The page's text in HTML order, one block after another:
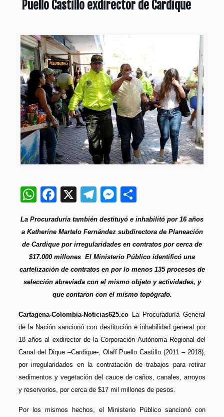
Puello Castillo exdirector de Cardique
WhatsApp
Facebook
X Telegram
Messenger
La Procuraduría también destituyó e inhabilitó por 16 años
a Katherine Martelo Fernández subdirectora de Planeación
de Cardique por irregularidades en contratos por cerca de
$17.000 millones El Ministerio Público identificó una
cartelización de contratos en por lo menos 135 procesos de
selección abreviada con el mismo objeto y actividades, y
que contaron con el mismo topógrafo.
Cartagena-Colombia-Noticias625.coLa Procuraduría General
de la Nación sancionó con destitución e inhabilidad general por
18 años al exdirector de la Corporación Autónoma Regional del
Canal del Dique –Cardique-, Olaff Puello Castillo (2011 – 2018),
por irregularidades en la contratación de trabajos para retirar
sedimentos y vegetación del cauce de caños, canales, arroyos
y reservorios, por cerca de $17 mil millones de pesos.
Por los mismos hechos, el Ministerio Público sancionó con